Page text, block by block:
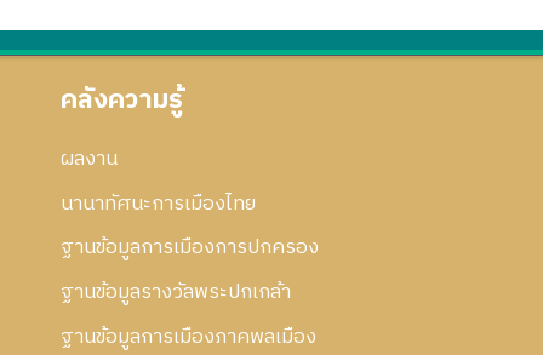
คลังความรู้
ผลงาน
นานาทัศนะการเมืองไทย
ฐานข้อมูลการเมืองการปกครอง
ฐานข้อมูลรางวัลพระปกเกล้า
ฐานข้อมูลการเมืองภาคพลเมือง